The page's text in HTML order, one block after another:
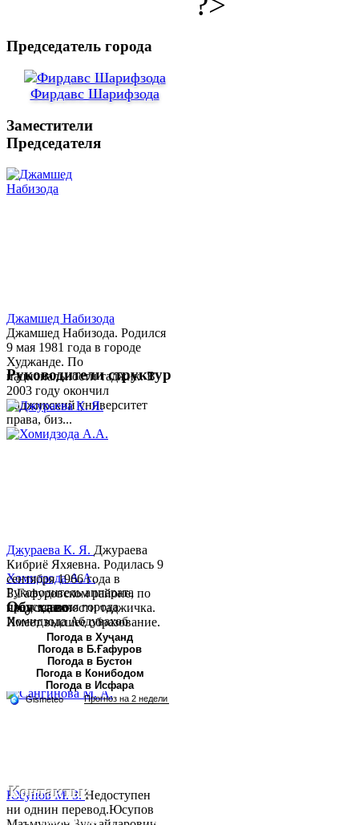
Председатель города
Фирдавс Шарифзода
Заместители
Председателя
Джамшед Набизода
Джамшед Набизода. Родился
9 мая 1981 года в городе
Худжанде. По
национальности таджик. В
2003 году окончил
Таджикский университет
права, биз...
Хомидзода А.А.
Руководитель аппарата
председателя города
Хомидзода Абдувахоб
Абдумаджид родился 8
июня 1978 года в городе
Худжанде. По
национальности...
Руководители структур
Джураева К. Я. Джураева
Кибриё Яхяевна. Родилась 9
сентября 1966 года в
Б.Гафуровском районе, по
национальности таджичка.
Имеет высшее образование.
В 1997 ...
Юсупов М. З.Недоступен
ни однин перевод.Юсупов
Обу хаво
Погода в Хуҷанд
Погода в Б.Ғафуров
Погода в Бустон
Погода в Конибодом
Погода в Исфара
Контакты:
Республика Таджикистан,